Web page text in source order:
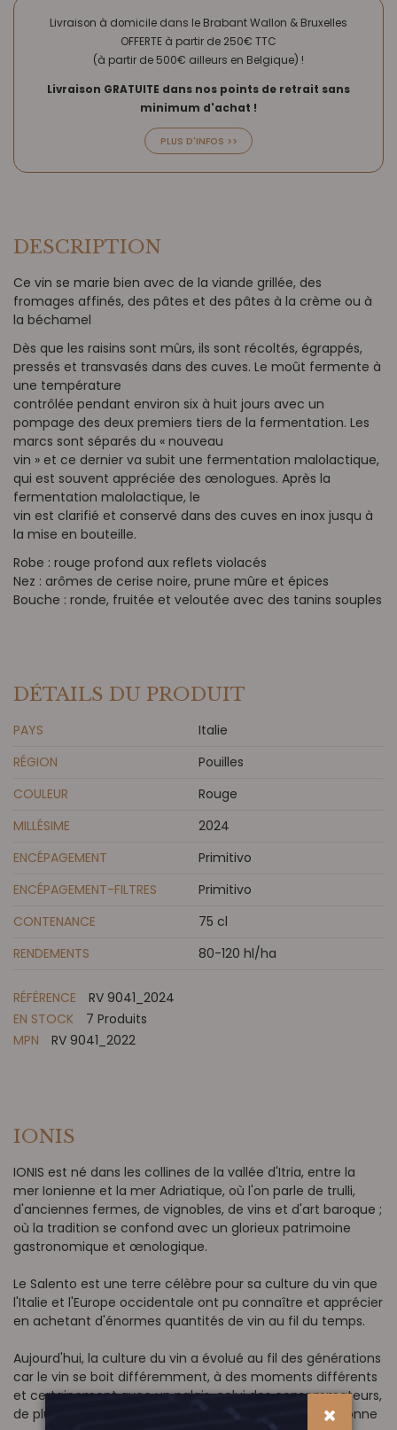
Livraison à domicile dans le Brabant Wallon & Bruxelles
OFFERTE à partir de 250€ TTC
(à partir de 500€ ailleurs en Belgique) !
Livraison GRATUITE dans nos points de retrait sans
minimum d'achat !
PLUS D'INFOS >>
DESCRIPTION
Ce vin se marie bien avec de la viande grillée, des
fromages affinés, des pâtes et des pâtes à la crème ou à
la béchamel
Dès que les raisins sont mûrs, ils sont récoltés, égrappés,
pressés et transvasés dans des cuves. Le moût fermente à
une température
contrôlée pendant environ six à huit jours avec un
pompage des deux premiers tiers de la fermentation. Les
marcs sont séparés du « nouveau
vin » et ce dernier va subit une fermentation malolactique,
qui est souvent appréciée des œnologues. Après la
fermentation malolactique, le
vin est clarifié et conservé dans des cuves en inox jusqu à
la mise en bouteille.
Robe : rouge profond aux reflets violacés
Nez : arômes de cerise noire, prune mûre et épices
Bouche : ronde, fruitée et veloutée avec des tanins souples
DÉTAILS DU PRODUIT
PAYS
Italie
RÉGION
Pouilles
COULEUR
Rouge
MILLÉSIME
2024
ENCÉPAGEMENT
Primitivo
ENCÉPAGEMENT-FILTRES
Primitivo
CONTENANCE
75 cl
RENDEMENTS
80-120 hl/ha
RÉFÉRENCE
RV 9041_2024
EN STOCK
7 Produits
MPN
RV 9041_2022
IONIS
IONIS est né dans les collines de la vallée d'Itria, entre la
mer Ionienne et la mer Adriatique, où l'on parle de trulli,
d'anciennes fermes, de vignobles, de vins et d'art baroque ;
où la tradition se confond avec un glorieux patrimoine
gastronomique et œnologique.
Le Salento est une terre célèbre pour sa culture du vin que
l'Italie et l'Europe occidentale ont pu connaître et apprécier
en achetant d'énormes quantités de vin au fil du temps.
Aujourd'hui, la culture du vin a évolué au fil des générations
car le vin se boit différemment, à des moments différents
et certainement avec un palais, celui des consommateurs,
de plus en plus exigeants et qui s'affine et se perfectionne